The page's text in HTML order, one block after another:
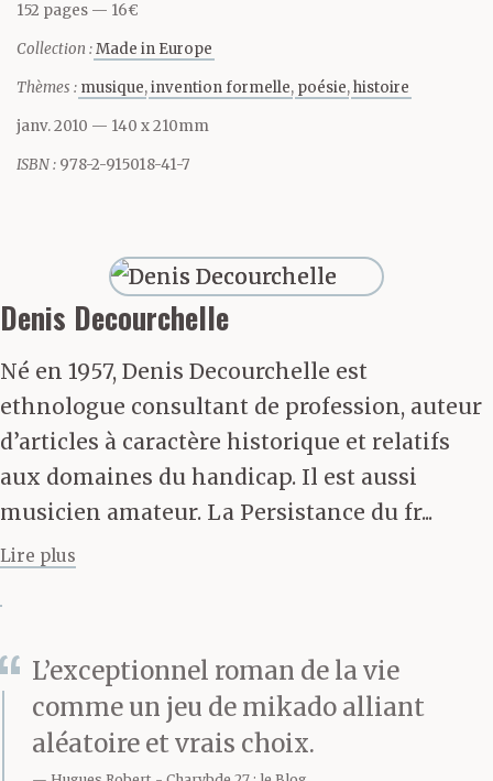
des voyageurs de
banlieue et les trains de
marchandises
qui s’arrêtent au bord
millions de tonnes de
céréales, de titres et de
dollars qui
transitent par signes et
par chiffres dans les
bourses de commerce, à
lui, les passants attirés
par le jeu des pulsations
tournent sur eux-
152 pages 16€
Collection :Made in Europe
Thèmes : musique invention formelle poésie histoire
janv. 2010 — 140 x 210mm
ISBN : 978-2-915018-41-7
Denis Decourchelle
Né en 1957, Denis Decourchelle est
ethnologue consultant de profession, auteur
d’articles à caractère historique et relatifs
aux domaines du handicap. Il est aussi
musicien amateur. La Persistance du fr...
Lire plus
L’exceptionnel roman de la vie
comme un jeu de mikado alliant
aléatoire et vrais choix.